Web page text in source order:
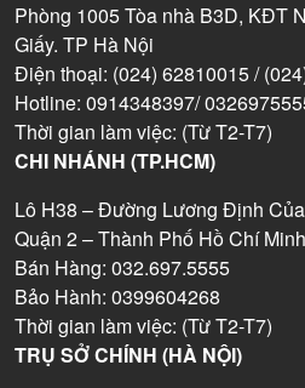
Phòng 1005 Tòa nhà B3D, KĐT
Giấy. TP Hà Nội
Điện thoại: (024) 62810015 /
Hotline: 0914348397/
Thời gian làm việc: (Từ T2-T7)
CHI NHÁNH (TP.HCM)
Lô H38 – Đường Lương Định
Quận 2 – Thành Phố Hồ Chí Minh
Bán Hàng: 032.697.5555
Bảo Hành: 0399604268
Thời gian làm việc: (Từ T2-T7)
TRỤ SỞ CHÍNH (HÀ NỘI)